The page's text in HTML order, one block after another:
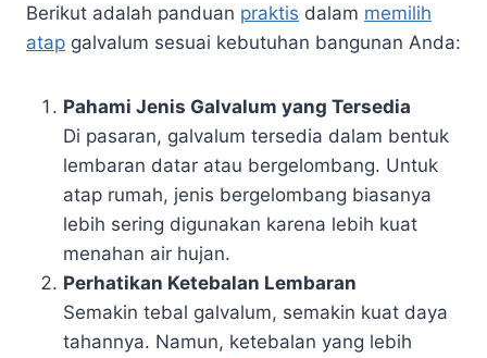
Berikut adalah panduan praktis dalam memilih
atap galvalum sesuai kebutuhan bangunan Anda:
Pahami Jenis Galvalum yang Tersedia
Di pasaran, galvalum tersedia dalam bentuk
lembaran datar atau bergelombang. Untuk
atap rumah, jenis bergelombang biasanya
lebih sering digunakan karena lebih kuat
menahan air hujan.
Perhatikan Ketebalan Lembaran
Semakin tebal galvalum, semakin kuat daya
tahannya. Namun, ketebalan yang lebih